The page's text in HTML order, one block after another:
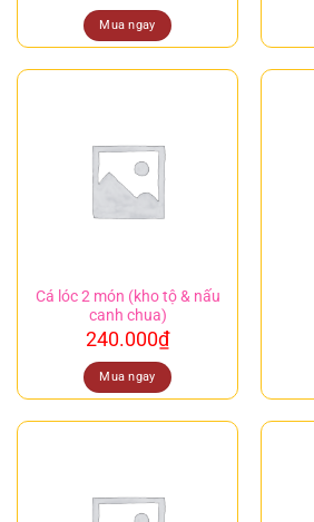
Mua ngay
Cá lóc 2 món (kho tộ & nấu
canh chua)
240.000₫
Mua ngay